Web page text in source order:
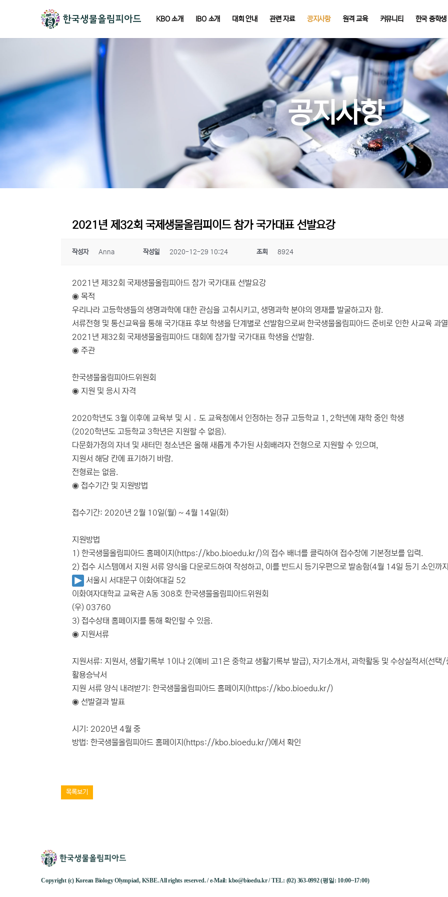
KBO 소개 IBO 소개 대회 안내 관련 자료 공지사항 원격 교육 커뮤니티 한국 중학생
공지사항
2021년 제32회 국제생물올림피이드 참가 국가대표 선발요강
작성자 Anna 작성일 2020-12-29 10:24 조회 8924
2021년 제32회 국제생물올림피아드 참가 국가대표 선발요강
◉ 목적
우리나라 고등학생들의 생명과학에 대한 관심을 고취시키고, 생명과학 분야의 영재를 발굴하고자 함.
서류전형 및 통신교육을 통해 국가대표 후보 학생을 단계별로 선발함으로써 한국생물올림피아드 준비로 인한 사교육 과
2021년 제32회 국제생물올림피아드 대회에 참가할 국가대표 학생을 선발함.
◉ 주관
한국생물올림피아드위원회
◉ 지원 및 응시 자격
2020학년도 3월 이후에 교육부 및 시 ․ 도 교육청에서 인정하는 정규 고등학교 1, 2학년에 재학 중인 학생
(2020학년도 고등학교 3학년은 지원할 수 없음).
다문화가정의 자녀 및 새터민 청소년은 올해 새롭게 추가된 사회배려자 전형으로 지원할 수 있으며,
지원서 해당 칸에 표기하기 바람.
전형료는 없음.
◉ 접수기간 및 지원방법
접수기간: 2020년 2월 10일(월) ~ 4월 14일(화)
지원방법
1) 한국생물올림피아드 홈페이지(https://kbo.bioedu.kr/)의 접수 배너를 클릭하여 접수창에 기본정보를 입력.
2) 접수 시스템에서 지원 서류 양식을 다운로드하여 작성하고, 이를 반드시 등기우편으로 발송함(4월 14일 등기 소인까
서울시 서대문구 이화여대길 52
이화여자대학교 교육관 A동 308호 한국생물올림피아드위원회
(우) 03760
3) 접수상태 홈페이지를 통해 확인할 수 있음.
◉ 지원서류
지원서류: 지원서, 생활기록부 1이나 2(예비 고1은 중학교 생활기록부 발급), 자기소개서, 과학활동 및 수상실적서(선택
활용승낙서
지원 서류 양식 내려받기: 한국생물올림피아드 홈페이지(https://kbo.bioedu.kr/)
◉ 선발결과 발표
시기: 2020년 4월 중
방법: 한국생물올림피아드 홈페이지(https://kbo.bioedu.kr/)에서 확인
목록보기
Copyright (c) Korean Biology Olympiad, KSBE. All rights reserved. / e-Mail: kbo@bioedu.kr / TEL: (02) 363-0992 (평일: 10:00~17:00)